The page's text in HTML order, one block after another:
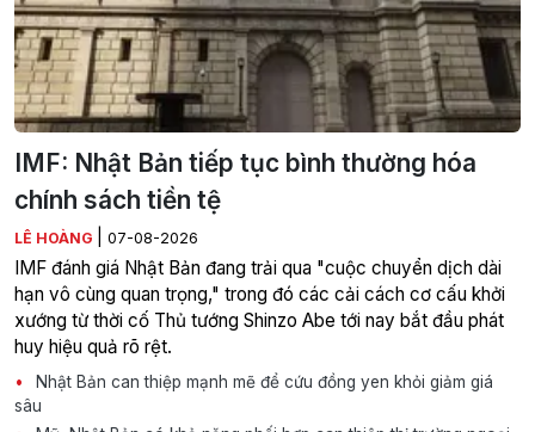
IMF: Nhật Bản tiếp tục bình thường hóa
chính sách tiền tệ
LÊ HOÀNG 07-08-2026
IMF đánh giá Nhật Bản đang trải qua "cuộc chuyển dịch dài
hạn vô cùng quan trọng," trong đó các cải cách cơ cấu khởi
xướng từ thời cố Thủ tướng Shinzo Abe tới nay bắt đầu phát
huy hiệu quả rõ rệt.
Nhật Bản can thiệp mạnh mẽ để cứu đồng yen khỏi giảm giá
sâu